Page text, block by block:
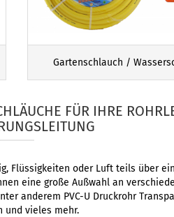
Gartenschlauch /
FÜR IHRE
Flüssigkeiten oder Luft teils über
eine große Außwahl an
anderem PVC-U Druckrohr
und vieles mehr.